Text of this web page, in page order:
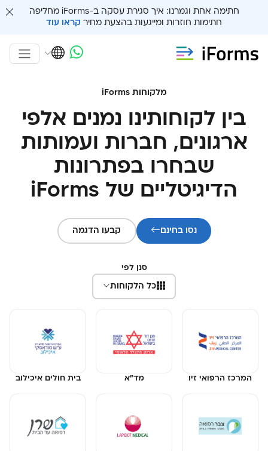
חתימה אחת וגמרנו: איך סגירת עסקה ב-iForms מחליפה
חתימות חוזרות ומייגעות בהצעת מחיר קראו עוד
מלקוחות iForms
בין לקוחותינו נמנים אלפי
ארגונים, חברות ועמותות
שבחרו בפתרונות
הדיגיטליים של iForms
נסו בחינם קבעו הדגמה
סנן לפי
כל הלקוחות
המרכז הרפואי זיו מד"א בית חולים איכילוב